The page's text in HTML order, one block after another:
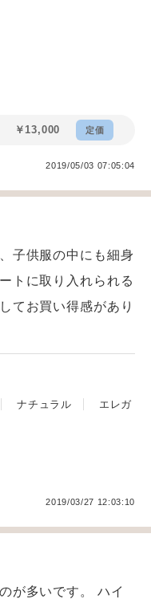
￥13,000 定価
2019/05/03 07:05:04
子供服の中にも細身
トに取り入れられる
てお買い得感があり
ナチュラル エレガ
2019/03/27 12:03:10
が多いです。 ハイ